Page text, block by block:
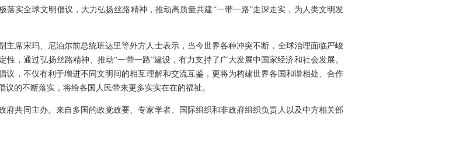
落实全球文明倡议，大力弘扬丝路精神，推动高质量共建“一带一路”走深走实，为人类文明发
主席宋玛、尼泊尔前总统班达里等外方人士表示，当今世界各种冲突不断，全球治理面临严峻
，通过弘扬丝路精神、推动“一带一路”建设，有力支持了广大发展中国家经济和社会发展。
议，不仅有利于增进不同文明间的相互理解和交流互鉴，更将为构建世界各国和谐相处、合作
的不断落实，将给各国人民带来更多实实在在的福祉。
府共同主办。来自多国的政党政要、专家学者、国际组织和非政府组织负责人以及中方相关部